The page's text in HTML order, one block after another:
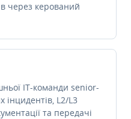
через керований
IT-команди senior-
інцидентів, L2/L3
та передачі